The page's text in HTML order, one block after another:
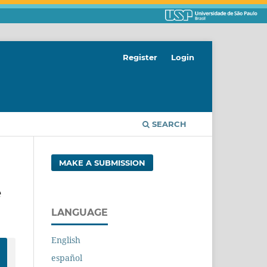
SEARCH
Register Login
MAKE A SUBMISSION
LANGUAGE
English
español